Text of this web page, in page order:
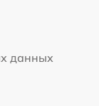
данных